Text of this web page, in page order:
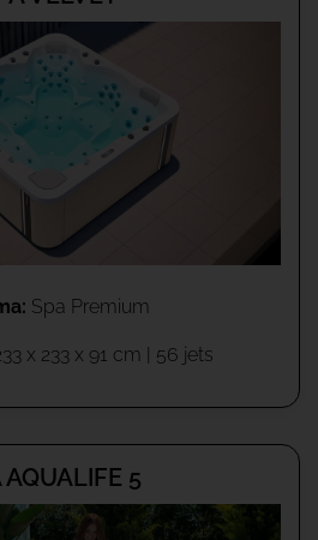
Spa Premium
x 233 x 91 cm | 56 jets
AQUALIFE 5